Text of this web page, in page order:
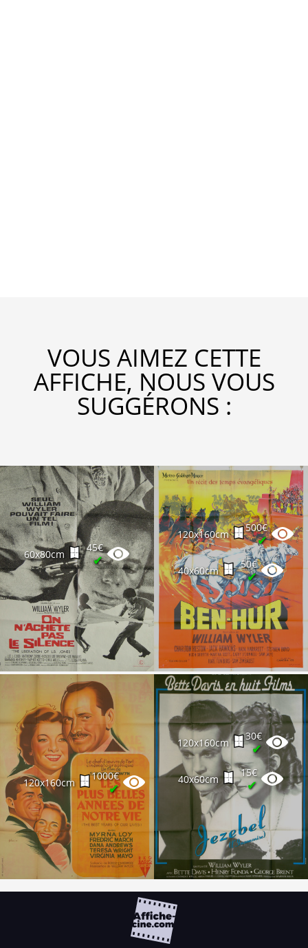
VOUS AIMEZ CETTE
AFFICHE, NOUS VOUS
SUGGÉRONS :
60x80cm
45€
✔
120x160cm
500€
✔
40x60cm
50€
✔
120x160cm
1000€
✔
120x160cm
30€
✔
40x60cm
15€
✔